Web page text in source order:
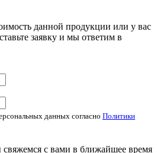
данной продукции или у вас
заявку и мы ответим в
данных согласно Политики
с вами в ближайшее время